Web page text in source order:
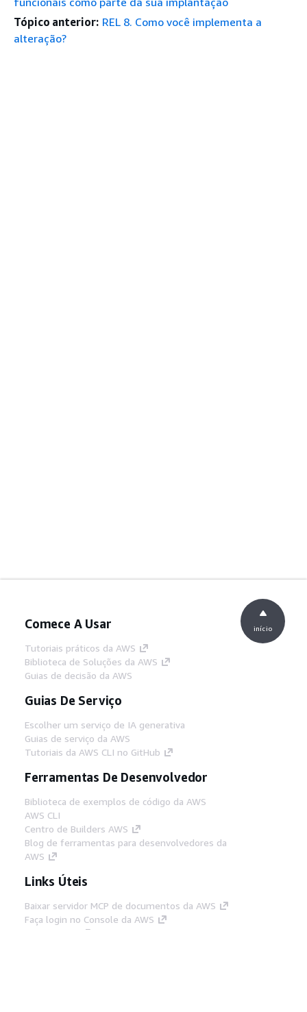
Tópico anterior: REL 8. Como você implementa a
alteração?
Comece A Usar
Tutoriais práticos da AWS
Biblioteca de Soluções da AWS
Guias de decisão da AWS
Guias De Serviço
Escolher um serviço de IA generativa
Guias de serviço da AWS
Tutoriais da AWS CLI no GitHub
Ferramentas De Desenvolvedor
Biblioteca de exemplos de código da AWS
AWS CLI
Centro de Builders AWS
Blog de ferramentas para desenvolvedores da
AWS
Links Úteis
Baixar servidor MCP de documentos da AWS
Faça login no Console da AWS
início